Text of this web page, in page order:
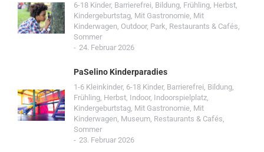
6-18 Kinder, Barrierefrei, Bildung, Frühling, Herbst,
Kindergeburtstag, Mit Gastronomie, Mit
Kinderwagen, Outdoor, Park, Restaurants & Cafés,
Sommer
24. Februar 2026
PaSelino Kinderparadies
1-6 Kleinkinder, 6-18 Kinder, Barrierefrei, Bildung,
Frühling, Herbst, Indoor, Indoorspielplatz,
Kindergeburtstag, Mit Gastronomie, Mit
Kinderwagen, Museum, Restaurants & Cafés,
Sommer
23. Februar 2026